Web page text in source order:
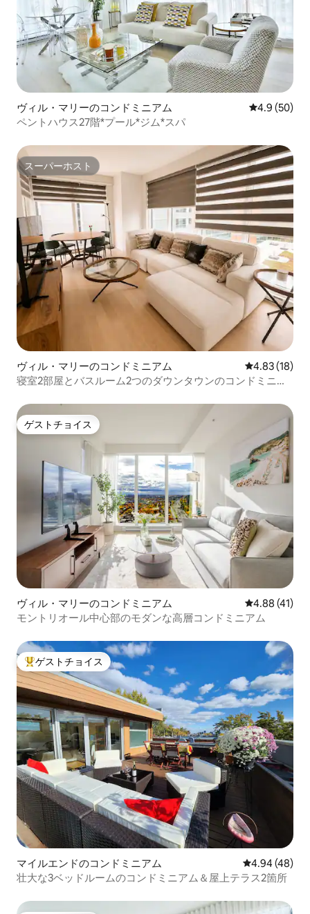
ヴィル・マリーのコンドミニアム レビュー50
4.9 (50)
ペントハウス27階*プール*ジム*スパ
スーパーホスト
スーパーホスト
ヴィル・マリーのコンドミニアム レビュー18
4.83 (18)
寝室2部屋とバスルーム2つのダウンタウンのコンドミニア
ゲストチョイス
ゲストチョイス
ヴィル・マリーのコンドミニアム レビュー41
4.88 (41)
モントリオール中心部のモダンな高層コンドミニアム
大好評のゲストチョイスです。
ゲストチョイス
マイルエンドのコンドミニアム レビュー48
4.94 (48)
壮大な3ベッドルームのコンドミニアム＆屋上テラス2箇所